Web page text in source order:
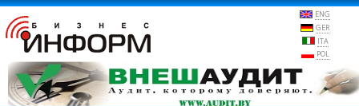
ENG
GER
ITA
POL